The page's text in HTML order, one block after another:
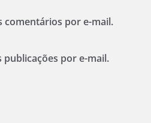
por e-mail.
por e-mail.